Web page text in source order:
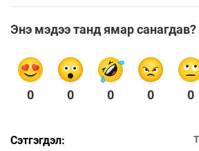
Энэ мэдээ танд ямар санагдав?
0 0 0 0 0
Сэтгэгдэл: